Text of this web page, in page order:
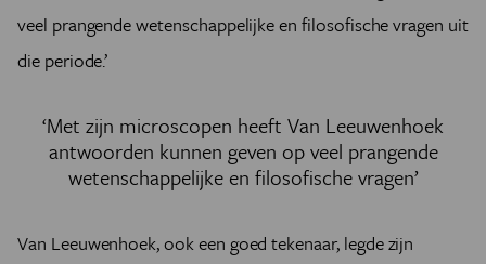
veel prangende wetenschappelijke en filosofische vragen uit
die periode.’
‘Met zijn microscopen heeft Van Leeuwenhoek
antwoorden kunnen geven op veel prangende
wetenschappelijke en filosofische vragen’
Van Leeuwenhoek, ook een goed tekenaar, legde zijn